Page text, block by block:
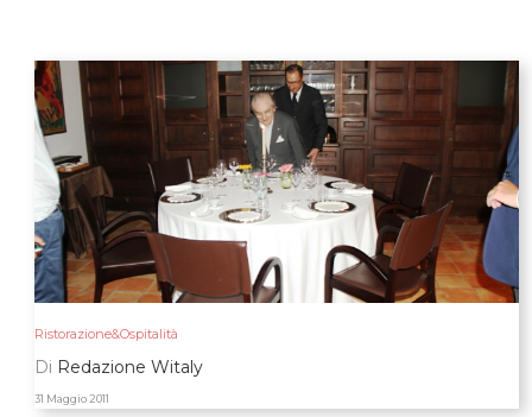
Ristorazione&Ospitalità
Di Redazione Witaly
31 Maggio 2011